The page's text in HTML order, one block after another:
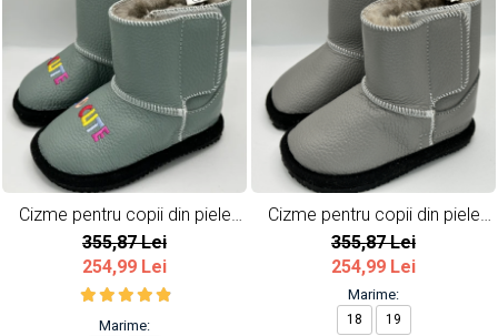
Cizme pentru copii din piele
naturala So cute
355,87 Lei
254,99 Lei
Marime:
Cizme pentru copii din piele
naturala All Grey
355,87 Lei
254,99 Lei
Marime:
18 19